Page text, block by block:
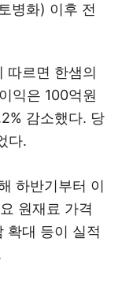
병화) 이후 전
따르면 한샘의
익은 100억원
감소했다. 당
다.
하반기부터 이
원재료 가격
확대 등이 실적